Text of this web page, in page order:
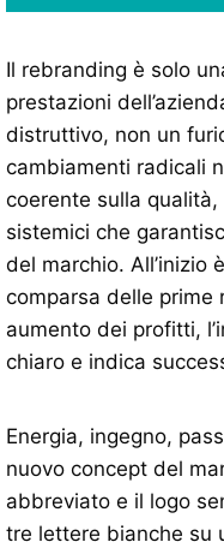
Il rebranding è solo
prestazioni
distruttivo, non un
cambiamenti radicali
coerente sulla qualità,
sistemici che
del marchio. All’inizio
comparsa delle prime
aumento dei profitti,
chiaro e indica
Energia, ingegno,
nuovo concept del
abbreviato e il logo
tre lettere bianche su